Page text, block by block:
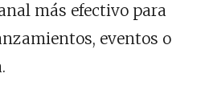
más efectivo para
eventos o